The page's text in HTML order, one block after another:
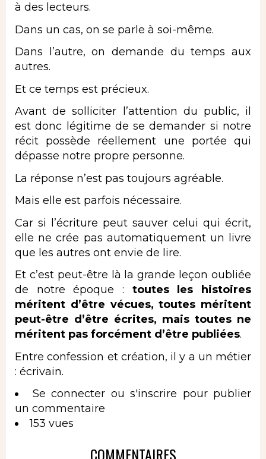
à des lecteurs.
Dans un cas, on se parle à soi-même.
Dans l’autre, on demande du temps aux
autres.
Et ce temps est précieux.
Avant de solliciter l’attention du public, il
est donc légitime de se demander si notre
récit possède réellement une portée qui
dépasse notre propre personne.
La réponse n’est pas toujours agréable.
Mais elle est parfois nécessaire.
Car si l’écriture peut sauver celui qui écrit,
elle ne crée pas automatiquement un livre
que les autres ont envie de lire.
Et c’est peut-être là la grande leçon oubliée
de notre époque : toutes les histoires
méritent d’être vécues, toutes méritent
peut-être d’être écrites, mais toutes ne
méritent pas forcément d’être publiées.
Entre confession et création, il y a un métier
: écrivain.
Se connecter ou s'inscrire pour publier
un commentaire
153 vues
COMMENTAIRES